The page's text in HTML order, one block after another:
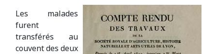
Les malades
furent
transférés au
couvent des deux